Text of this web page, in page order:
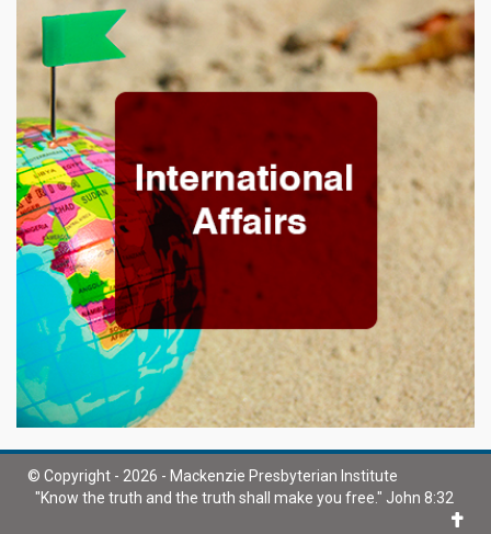
© Copyright - 2026 - Mackenzie Presbyterian Institute
"Know the truth and the truth shall make you free." John 8:32